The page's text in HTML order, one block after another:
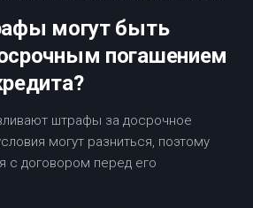
могут быть
погашением
штрафы за досрочное
могут разниться, поэтому
с договором перед его